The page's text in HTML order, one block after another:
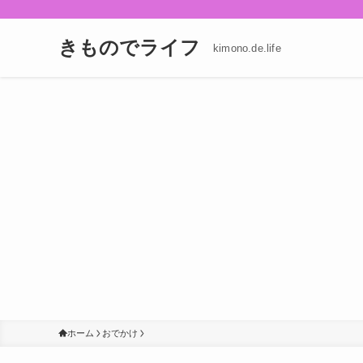
きものでライフ kimono.de.life
ホーム おでかけ